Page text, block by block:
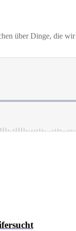
über Dinge, die